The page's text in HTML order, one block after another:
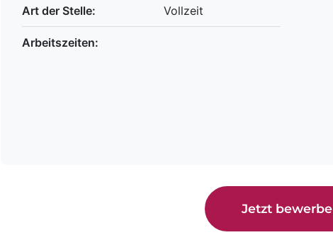
Art der Stelle: Vollzeit
Arbeitszeiten:
Jetzt